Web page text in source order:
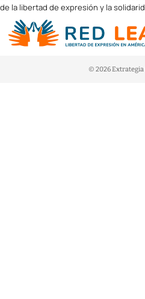
de la libertad de expresión y la
© 2026 Extrategia